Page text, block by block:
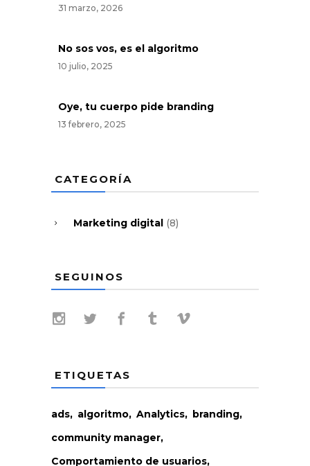
31 marzo, 2026
No sos vos, es el algoritmo
10 julio, 2025
Oye, tu cuerpo pide branding
13 febrero, 2025
CATEGORÍA
Marketing digital (8)
SEGUINOS
ETIQUETAS
ads algoritmo Analytics
branding
community manager
Comportamiento de usuarios